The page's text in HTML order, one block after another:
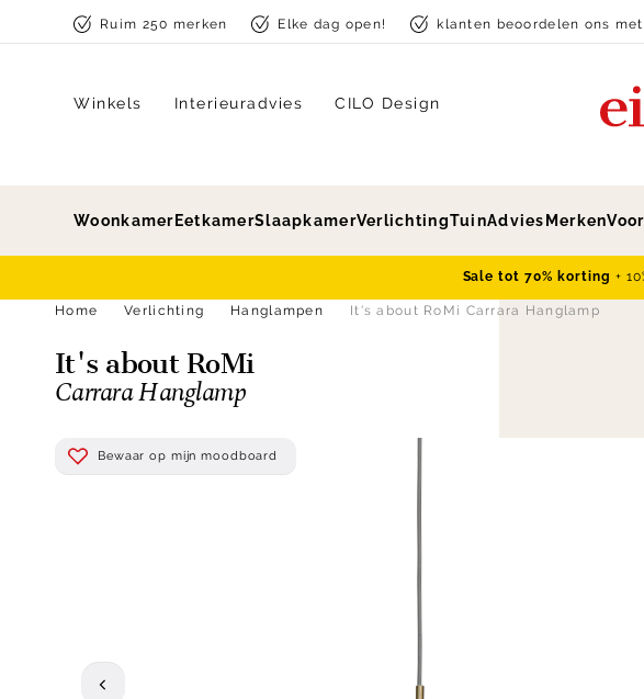
Skip to contentRuim 250 merken Elke dag open! klanten beoordelen ons
Winkels Interieuradvies CILO Design
Woonkamer EetkamerSlaapkamerVerlichtingTuinAdvies Merken
Sale tot 70% korting +
Home
Verlichting Hanglampen It's about RoMi Carrara Hanglamp
It's about RoMi
Carrara Hanglamp
Bewaar op mijn moodboard